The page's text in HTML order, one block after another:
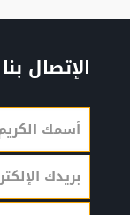
الإتصال بنا